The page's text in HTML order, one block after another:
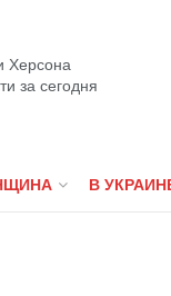
Херсона
за сегодня
В